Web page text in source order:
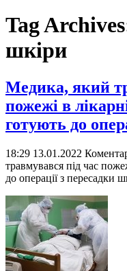
Tag
шкіри
Медика, який
пожежі в
готують до
18:29 13.01.2022
травмувався під час
до операції з пересадки